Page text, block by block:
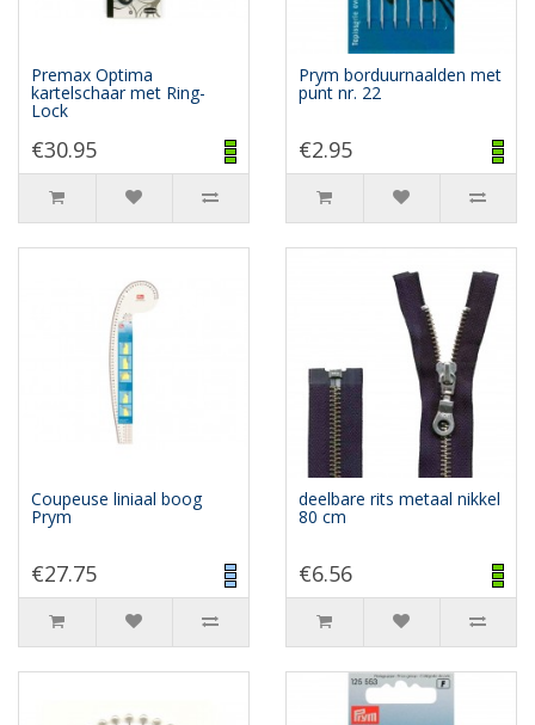
Premax Optima
kartelschaar met Ring-
Lock
€30.95
Prym borduurnaalden met
punt nr. 22
€2.95
Coupeuse liniaal boog
Prym
€27.75
deelbare rits metaal nikkel
80 cm
€6.56